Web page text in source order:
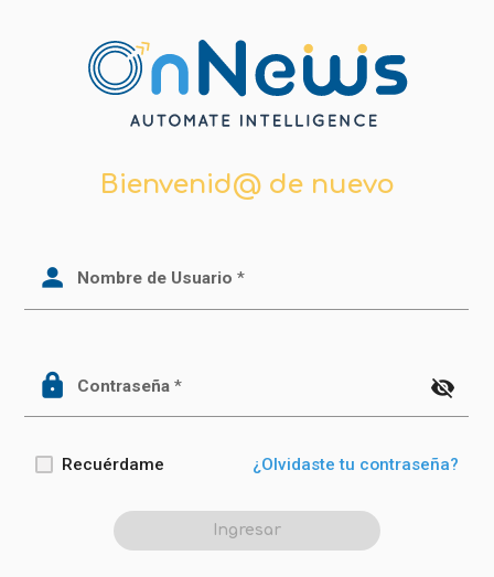
Bienvenid@ de nuevo
person Nombre de Usuario *
lock Contraseña* visibility_off
Recuérdame ¿Olvidaste tu contraseña?
Ingresar